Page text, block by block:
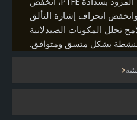
العينة إلى 0.4%، وانخفض انحراف إشارة التألق
ملامح تحلل المكونات الصيدلانية
بشكل متسق ومتوافق.